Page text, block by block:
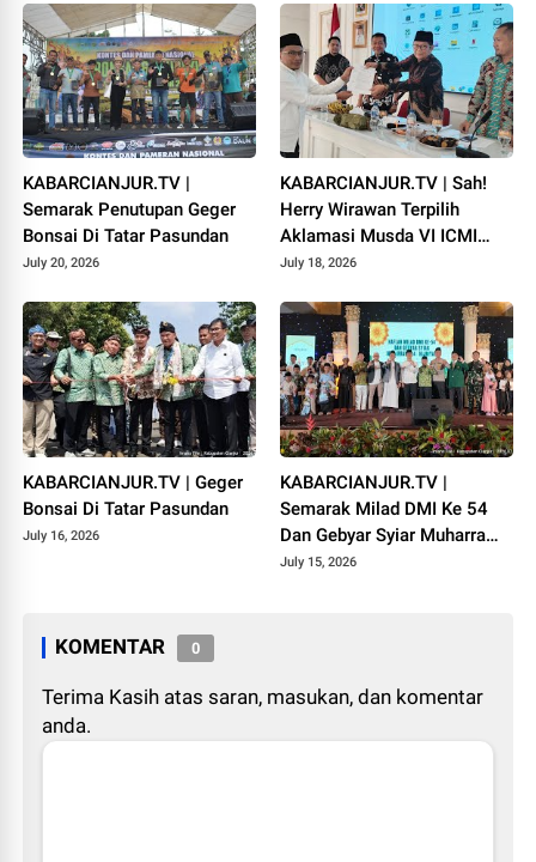
KABARCIANJUR.TV |
Semarak Penutupan Geger
Bonsai Di Tatar Pasundan
July 20, 2026
KABARCIANJUR.TV | Sah!
Herry Wirawan Terpilih
Aklamasi Musda VI ICMI
Orda Cianjur
July 18, 2026
KABARCIANJUR.TV | Geger
Bonsai Di Tatar Pasundan
July 16, 2026
KABARCIANJUR.TV |
Semarak Milad DMI Ke 54
Dan Gebyar Syiar Muharram
1448 H
July 15, 2026
KOMENTAR 0
Terima Kasih atas saran, masukan, dan komentar
anda.